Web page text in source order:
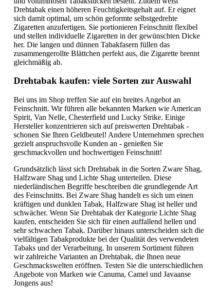
Drehtabak einen höheren Feuchtigkeitsgehalt auf. Er eignet
sich damit optimal, um schön geformte selbstgedrehte
Zigaretten anzufertigen. Sie portionieren Feinschnitt flexibel
und stellen individuelle Zigaretten in der gewünschten Dicke
her. Die langen und dünnen Tabakfasern füllen das
zusammengerollte Blättchen perfekt aus, die Zigarette brennt
gleichmäßig ab.
Drehtabak kaufen: viele Sorten zur Auswahl
Bei uns im Shop treffen Sie auf ein breites Angebot an
Feinschnitt. Wir führen alle bekannten Marken wie American
Spirit, Van Nelle, Chesterfield und Lucky Strike. Einige
Hersteller konzentrieren sich auf preiswerten Drehtabak -
schonen Sie Ihren Geldbeutel! Andere Unternehmen sprechen
gezielt anspruchsvolle Kunden an - genießen Sie
geschmackvollen und hochwertigen Feinschnitt!
Grundsätzlich lässt sich Drehtabak in die Sorten Zware Shag,
Halfzware Shag und Lichte Shag unterteilen. Diese
niederländischen Begriffe beschreiben die grundlegende Art
des Feinschnitts. Bei Zware Shag handelt es sich um einen
kräftigen und dunklen Tabak, Halfzware Shag ist heller und
schwächer. Wenn Sie Drehtabak der Kategorie Lichte Shag
kaufen, entscheiden Sie sich für einen auffallend hellen und
sehr schwachen Tabak. Darüber hinaus unterscheiden sich die
vielfältigen Tabakprodukte bei der Qualität des verwendeten
Tabaks und der Verarbeitung. In unserem Sortiment führen
wir zahlreiche Varianten an Drehtabak, die Ihnen neue
Geschmackswelten eröffnen. Testen Sie die unterschiedlichen
Angebote von Marken wie Canuma, Camel und Javaanse
Jongens aus!